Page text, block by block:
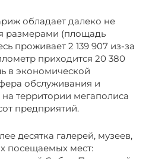
обладает далеко не
(площадь
проживает 2 139 907 из-за
приходится 20 380
в экономической
обслуживания и
на территории мегаполиса
предприятий.
десятка галерей, музеев,
посещаемых мест: